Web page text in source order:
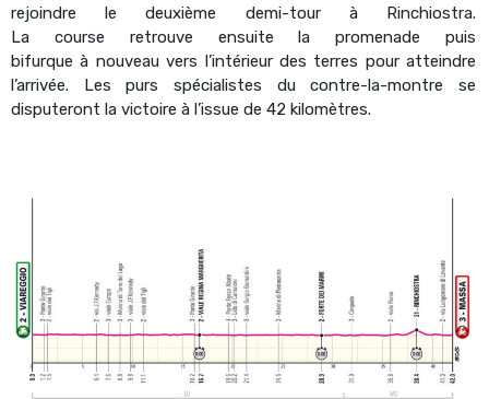
rejoindre le deuxième demi-tour à Rinchiostra.
La course retrouve
ensuite la promenade puis
bifurqueà nouveau vers l’intérieur des terres pour atteindre
l’arrivée. Les purs spécialistes du contre-la-montre se
disputeront la victoire à l’issue de 42 kilomètres.